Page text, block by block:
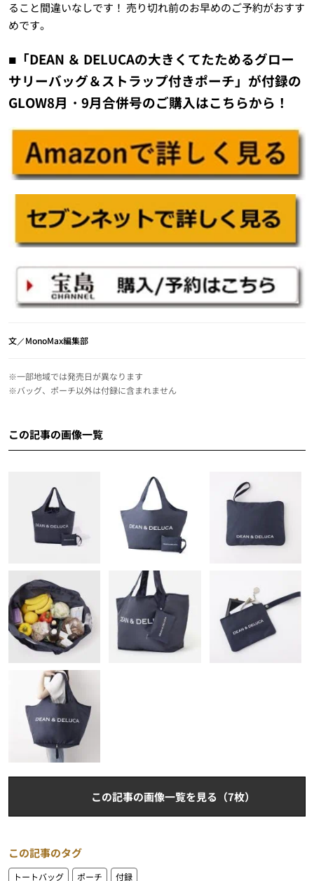
ること間違いなしです！ 売り切れ前のお早めのご予約がおすす
めです。
■「DEAN ＆ DELUCAの大きくてたためるグロー
サリーバッグ＆ストラップ付きポーチ」が付録の
GLOW8月・9月合併号のご購入はこちらから！
文／MonoMax編集部
※一部地域では発売日が異なります
※バッグ、ポーチ以外は付録に含まれません
この記事の画像一覧
この記事の画像一覧を見る（7枚）
この記事のタグ
トートバッグ ポーチ 付録